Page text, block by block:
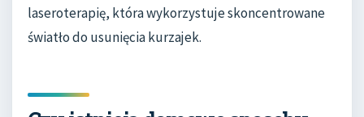
laseroterapię, która wykorzystuje skoncentrowane
światło do usunięcia kurzajek.